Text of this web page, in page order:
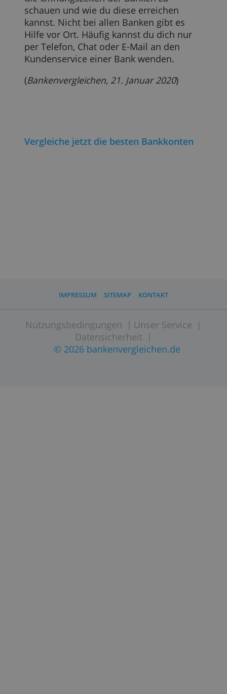
Vielleicht suchst du auch nach einem
Konto für dein Kind oder bist selbst noch
keine 18 Jahre alt? Nicht alle Banken
bieten Konten für Menschen unter 18
Jahren. Jene, die sich auch für Kinder und
Jugendliche eignen, bieten für
deutsche Gesetz vor.
möglich Hilfe. Deshalb lohnt es sich, auf
schauen und wie du diese erreichen
kannst. Nicht bei allen Banken gibt es
Hilfe vor Ort. Häufig kannst du dich nur